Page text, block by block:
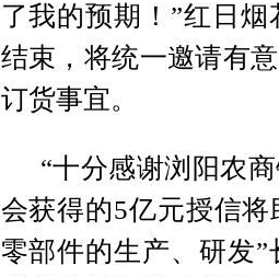
了我的预期！”红日
结束，将统一邀请有
订货事宜。
“十分感谢浏阳农
会获得的5亿元授信
零部件的生产、研发